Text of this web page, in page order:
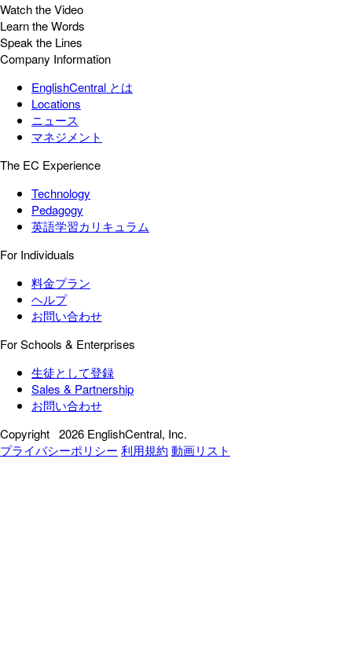
Watch the Video
Learn the Words
Speak the Lines
Company Information
EnglishCentral とは
Locations
ニュース
マネジメント
The EC Experience
Technology
Pedagogy
英語学習カリキュラム
For Individuals
料金プラン
ヘルプ
お問い合わせ
For Schools & Enterprises
生徒として登録
Sales & Partnership
お問い合わせ
Copyright 2026 EnglishCentral, Inc.
プライバシーポリシー 利用規約 動画リスト